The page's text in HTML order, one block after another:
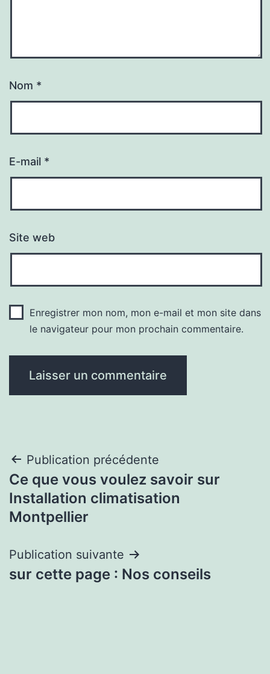
Nom *
E-mail *
Site web
Enregistrer mon nom, mon e-mail et mon site dans
le navigateur pour mon prochain commentaire.
Navigation
de
l’article
Publication précédente
Ce que vous voulez savoir sur
Installation climatisation
Montpellier
Publication suivante
sur cette page : Nos conseils